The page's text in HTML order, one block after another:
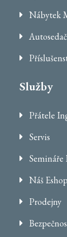
Nábytek
Služby
Přátele
Servis
Semináře
Náš Eshop
Prodejny